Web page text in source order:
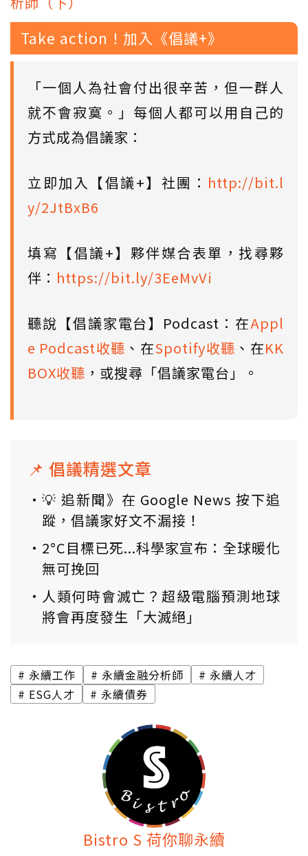
Take action！加入《倡議+》
「一個人為社會付出很辛苦，但一群人
就不會寂寞。」每個人都可以用自己的
方式成為倡議家：
立即加入【倡議+】社團： http://bit.l
y/2JtBxB6
填寫【倡議+】夥伴媒合表單，找尋夥
伴： https://bit.ly/3EeMvVi
聽說【倡議家電台】Podcast：在Appl
e Podcast收聽 、在Spotify收聽 、在KK
BOX收聽 ，或搜尋「倡議家電台」。
📌 倡議精選文章
💡 追新聞》在 Google News 按下追
蹤，倡議家好文不漏接！
2°C目標已死...科學家宣布：全球暖化
無可挽回
人類何時會滅亡？超級電腦預測地球
將會再度發生「大滅絕」
永續工作 永續金融分析師
永續人才
ESG人才
永續債券
Bistro S 荷你聊永續